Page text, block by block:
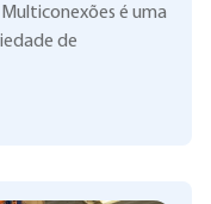
é uma
de